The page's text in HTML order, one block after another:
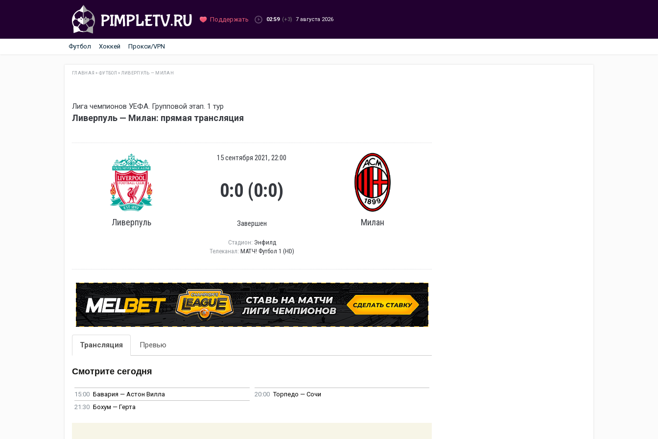
Поддержать 02:59 (+3) 7 августа 2026
Футбол Хоккей Прокси/VPN
ГЛАВНАЯ »ФУТБОЛ » ЛИВЕРПУЛЬ — МИЛАН
Лига чемпионов УЕФА. Групповой этап. 1 тур
Ливерпуль — Милан: прямая трансляция
Ливерпуль
15 сентября 2021, 22:00
0:0 (0:0)
Завершен Милан
Стадион: Энфилд
Телеканал: МАТЧ! Футбол 1 (HD)
Трансляция Превью
Смотрите сегодня
15:00 Бавария — Астон Вилла 20:00 Торпедо — Сочи
21:30 Бохум — Герта